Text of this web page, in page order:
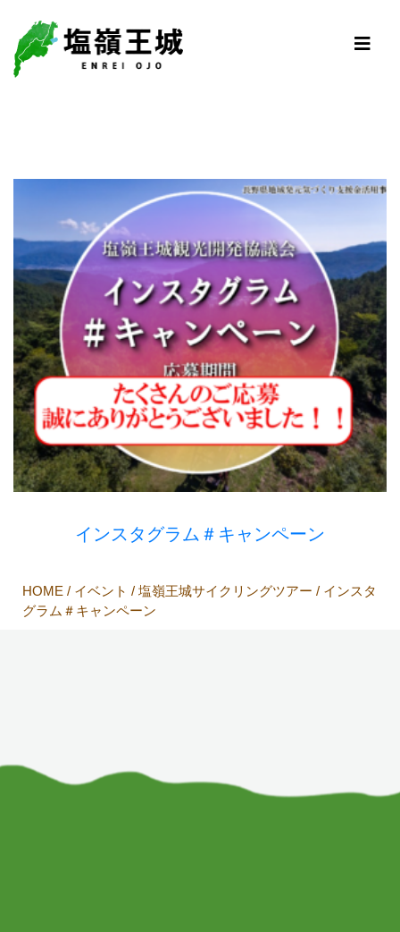
インスタグラム＃キャンペーン
HOME / イベント / 塩嶺王城サイクリングツアー / インスタ
グラム＃キャンペーン